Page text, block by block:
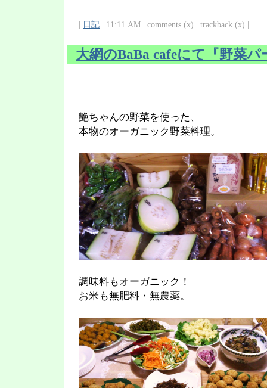
| 日記 | 11:11 AM | comments (x) | trackback (x) |
大網のBaBa cafeにて『野菜パ
艶ちゃんの野菜を使った、
本物のオーガニック野菜料理。
調味料もオーガニック！
お米も無肥料・無農薬。